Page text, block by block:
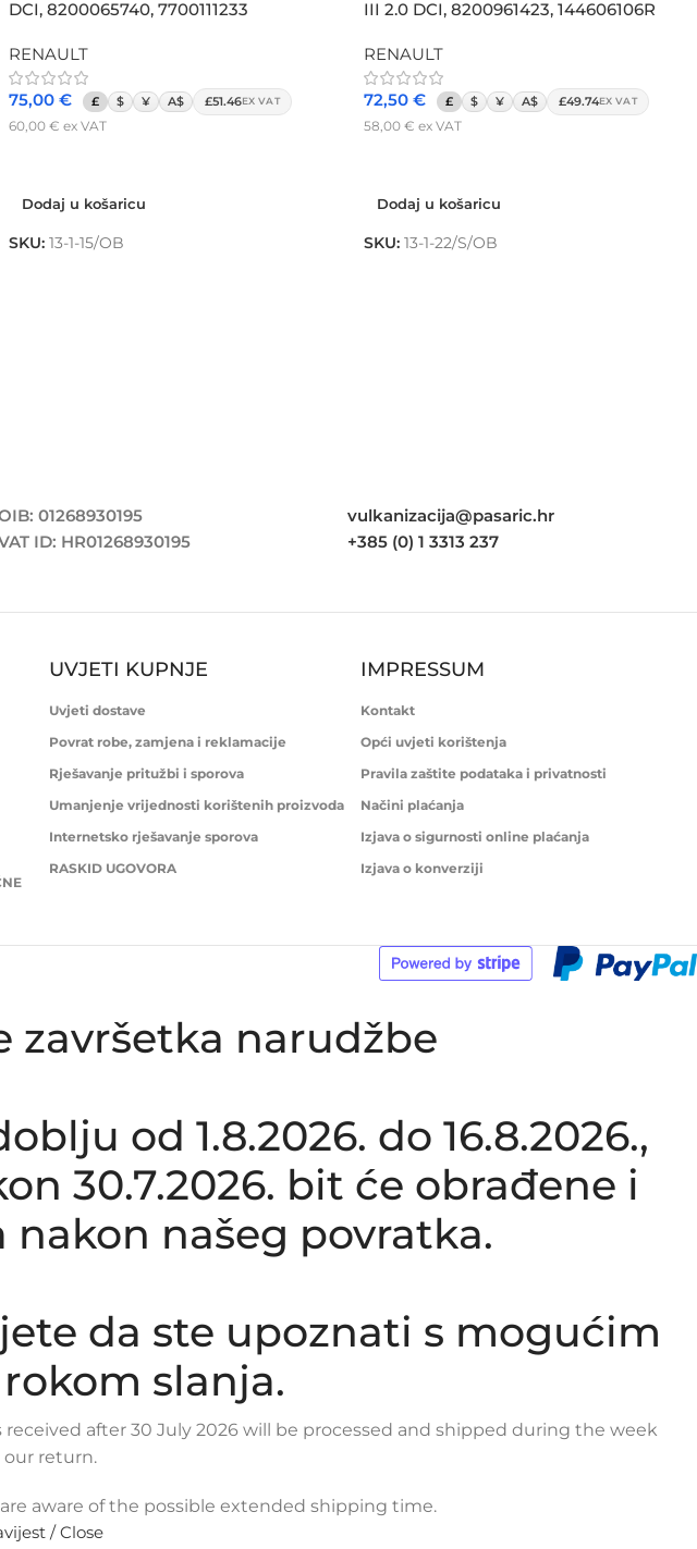
DCI, 8200065740, 7700111233
RENAULT
75,00 € £ $ ¥ A$ £51.46EX VAT
60,00 € ex VAT
Dodaj u košaricu
SKU: 13-1-15/OB
III 2.0 DCI, 8200961423, 144606106R
RENAULT
72,50 € £ $ ¥ A$ £49.74EX VAT
58,00 € ex VAT
Dodaj u košaricu
SKU: 13-1-22/S/OB
01268930195
ID: HR01268930195
vulkanizacija@pasaric.hr
+385 (0) 1 3313 237
UVJETI KUPNJE
Uvjeti dostave
Povrat robe, zamjena i reklamacije
Rješavanje pritužbi i sporova
Umanjenje vrijednosti korištenih proizvoda
Internetsko rješavanje sporova
RASKID UGOVORA
IMPRESSUM
Kontakt
Opći uvjeti korištenja
Pravila zaštite podataka i privatnosti
Načini plaćanja
Izjava o sigurnosti online plaćanja
Izjava o konverziji
završetka narudžbe
od 1.8.2026. do 16.8.2026.,
30.7.2026. bit će obrađene i
našeg povratka.
da ste upoznati s mogućim
slanja.
after 30 July 2026 will be processed and shipped during the week
return.
aware of the possible extended shipping time.
/ Close